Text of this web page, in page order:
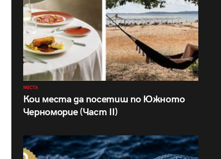
МЕСТА
Кои места да посетиш по Южното
Черноморие (Част II)